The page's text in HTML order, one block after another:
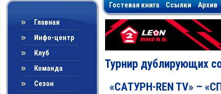
Главная
Инфо-центр
Клуб
Команда
Сезон
Гостевая книга Ссылки Архив
Турнир дублирующих
«САТУРН-REN TV» –